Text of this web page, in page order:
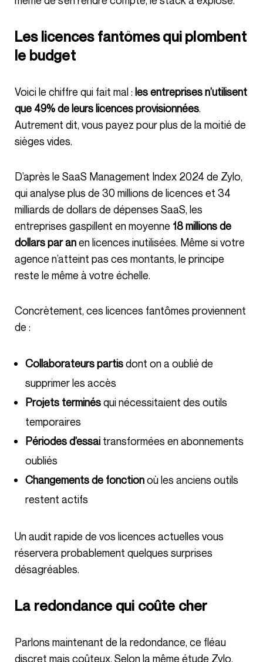
Les licences fantômes qui plombent
le budget
Voici le chiffre qui fait mal : les entreprises n’utilisent
que 49% de leurs licences provisionnées.
Autrement dit, vous payez pour plus de la moitié de
sièges vides.
D’après le SaaS Management Index 2024 de Zylo,
qui analyse plus de 30 millions de licences et 34
milliards de dollars de dépenses SaaS, les
entreprises gaspillent en moyenne 18 millions de
dollars par anen licences inutilisées. Même si votre
agence n’atteint pas ces montants, le principe
reste le même à votre échelle.
Concrètement, ces licences fantômes proviennent
de :
Collaborateurs partisdont on a oublié de
supprimer les accès
Projets terminésqui nécessitaient des outils
temporaires
Périodes d’essai transformées en abonnements
oubliés
Changements de fonctionoù les anciens outils
restent actifs
Un audit rapide de vos licences actuelles vous
réservera probablement quelques surprises
désagréables.
La redondance qui coûte cher
Parlons maintenant de la redondance, ce fléau
discret mais coûteux. Selon la même étude Zylo,